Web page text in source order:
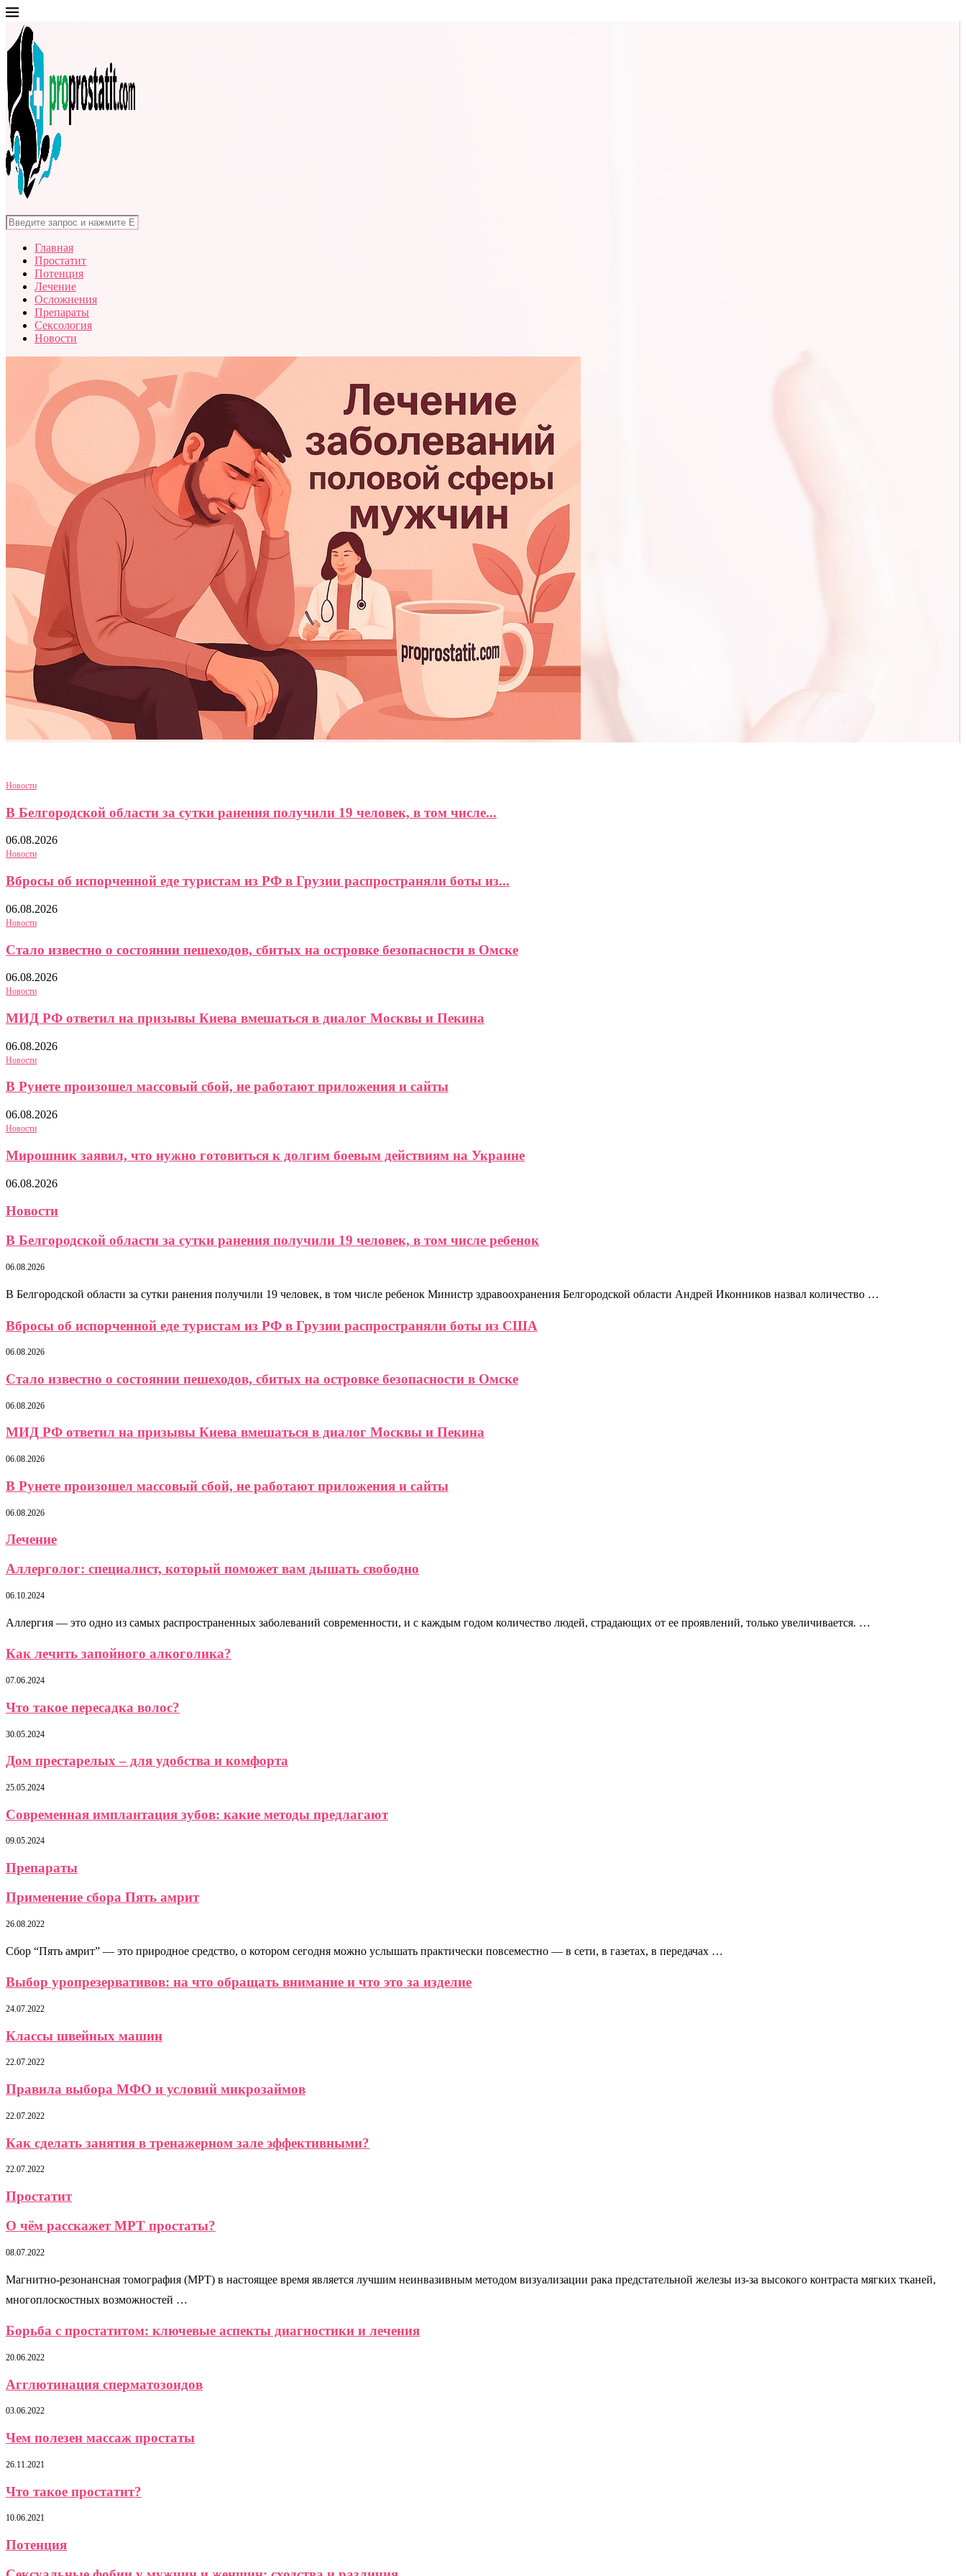
Главная
Простатит
Потенция
Лечение
Осложнения
Препараты
Сексология
Новости
Новости
В Белгородской области за сутки ранения получили 19 человек, в том числе...
06.08.2026
Новости
Вбросы об испорченной еде туристам из РФ в Грузии распространяли боты из...
06.08.2026
Новости
Стало известно о состоянии пешеходов, сбитых на островке безопасности в Омске
06.08.2026
Новости
МИД РФ ответил на призывы Киева вмешаться в диалог Москвы и Пекина
06.08.2026
Новости
В Рунете произошел массовый сбой, не работают приложения и сайты
06.08.2026
Новости
Мирошник заявил, что нужно готовиться к долгим боевым действиям на Украине
06.08.2026
Новости
В Белгородской области за сутки ранения получили 19 человек, в том числе ребенок
06.08.2026
В Белгородской области за сутки ранения получили 19 человек, в том числе ребенок Министр здравоохранения Белгородской области Андрей Иконников назвал количество …
Вбросы об испорченной еде туристам из РФ в Грузии распространяли боты из США
06.08.2026
Стало известно о состоянии пешеходов, сбитых на островке безопасности в Омске
06.08.2026
МИД РФ ответил на призывы Киева вмешаться в диалог Москвы и Пекина
06.08.2026
В Рунете произошел массовый сбой, не работают приложения и сайты
06.08.2026
Лечение
Аллерголог: специалист, который поможет вам дышать свободно
06.10.2024
Аллергия — это одно из самых распространенных заболеваний современности, и с каждым годом количество людей, страдающих от ее проявлений, только увеличивается. …
Как лечить запойного алкоголика?
07.06.2024
Что такое пересадка волос?
30.05.2024
Дом престарелых – для удобства и комфорта
25.05.2024
Современная имплантация зубов: какие методы предлагают
09.05.2024
Препараты
Применение сбора Пять амрит
26.08.2022
Сбор “Пять амрит” — это природное средство, о котором сегодня можно услышать практически повсеместно — в сети, в газетах, в передачах …
Выбор уропрезервативов: на что обращать внимание и что это за изделие
24.07.2022
Классы швейных машин
22.07.2022
Правила выбора МФО и условий микрозаймов
22.07.2022
Как сделать занятия в тренажерном зале эффективными?
22.07.2022
Простатит
О чём расскажет МРТ простаты?
08.07.2022
Магнитно-резонансная томография (МРТ) в настоящее время является лучшим неинвазивным методом визуализации рака предстательной железы из-за высокого контраста мягких тканей,
многоплоскостных возможностей …
Борьба с простатитом: ключевые аспекты диагностики и лечения
20.06.2022
Агглютинация сперматозоидов
03.06.2022
Чем полезен массаж простаты
26.11.2021
Что такое простатит?
10.06.2021
Потенция